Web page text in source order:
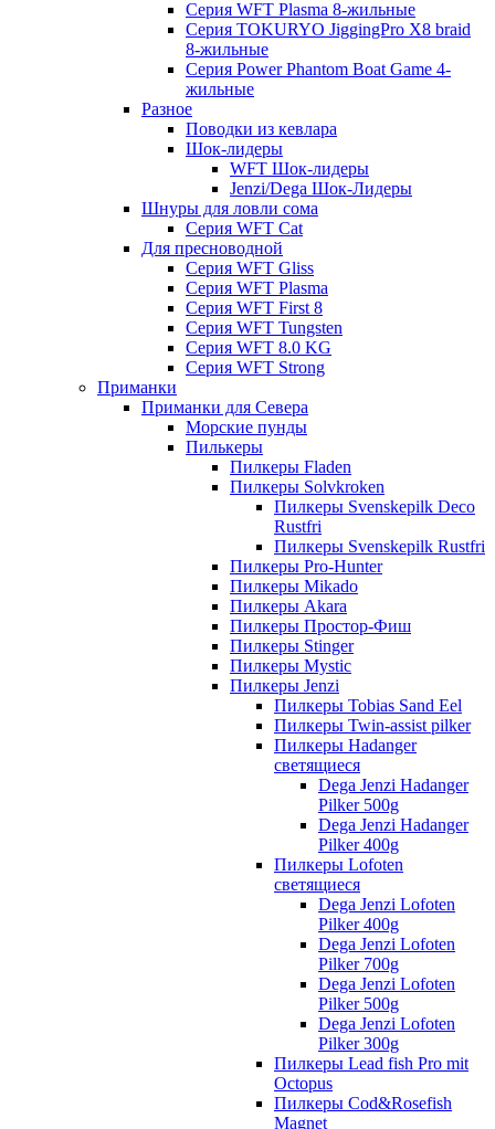
Серия WFT Plasma 8-жильные
Серия TOKURYO JiggingPro X8 braid
8-жильные
Серия Power Phantom Boat Game 4-
жильные
Разное
Поводки из кевлара
Шок-лидеры
WFT Шок-лидеры
Jenzi/Dega Шок-Лидеры
Шнуры для ловли сома
Серия WFT Cat
Для пресноводной
Серия WFT Gliss
Серия WFT Plasma
Серия WFT First 8
Серия WFT Tungsten
Серия WFT 8.0 KG
Серия WFT Strong
Приманки
Приманки для Севера
Морские пунды
Пилькеры
Пилкеры Fladen
Пилкеры Solvkroken
Пилкеры Svenskepilk Deco
Rustfri
Пилкеры Svenskepilk Rustfri
Пилкеры Pro-Hunter
Пилкеры Mikado
Пилкеры Akara
Пилкеры Простор-Фиш
Пилкеры Stinger
Пилкеры Mystic
Пилкеры Jenzi
Пилкеры Tobias Sand Eel
Пилкеры Twin-assist pilker
Пилкеры Hadanger
светящиеся
Dega Jenzi Hadanger
Pilker 500g
Dega Jenzi Hadanger
Pilker 400g
Пилкеры Lofoten
светящиеся
Dega Jenzi Lofoten
Pilker 400g
Dega Jenzi Lofoten
Pilker 700g
Dega Jenzi Lofoten
Pilker 500g
Dega Jenzi Lofoten
Pilker 300g
Пилкеры Lead fish Pro mit
Octopus
Пилкеры Cod&Rosefish
Magnet